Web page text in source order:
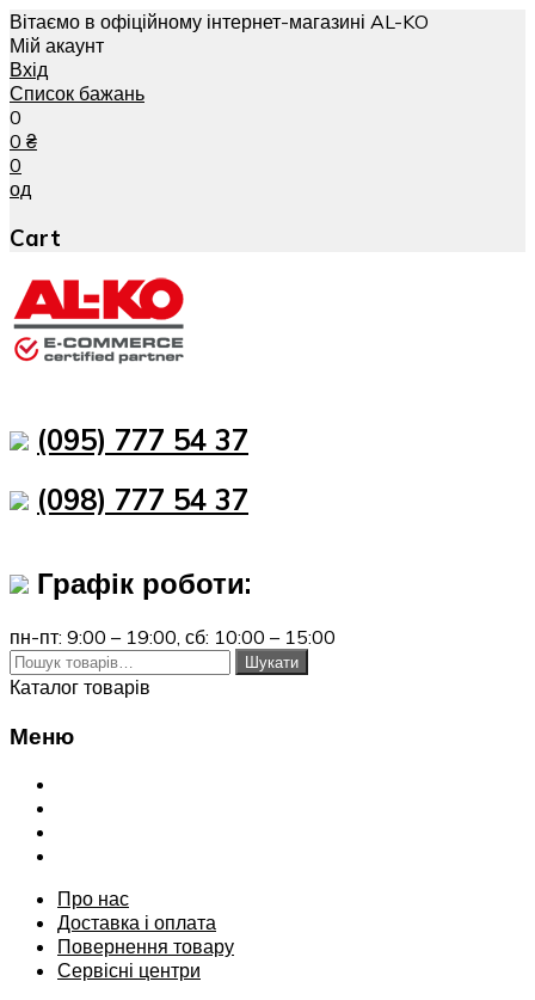
Вітаємо в офіційному інтернет-магазині AL-KO
Мій акаунт
Вхід
Список бажань
0
0 ₴
0
од
Cart
(095) 777 54 37
(098) 777 54 37
Графік роботи:
пн-пт: 9:00 – 19:00, сб: 10:00 – 15:00
Шукати:
Шукати
Каталог товарів
Меню
Переглянути
Про нас
Доставка і оплата
Повернення товару
Сервісні центри